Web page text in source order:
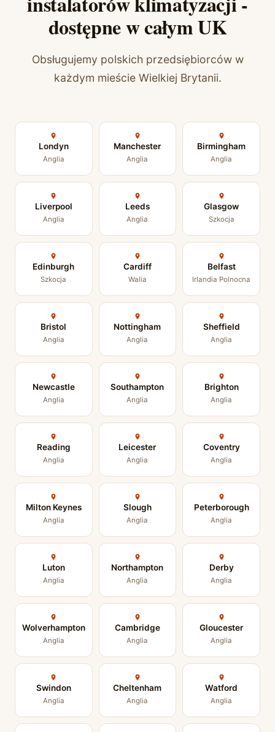
dostępne w całym UK
Obsługujemy polskich przedsiębiorców w
każdym mieście Wielkiej Brytanii.
Londyn
Anglia
Manchester
Anglia
Birmingham
Anglia
Liverpool
Anglia
Leeds
Anglia
Glasgow
Szkocja
Edinburgh
Szkocja
Cardiff
Walia
Belfast
Irlandia Polnocna
Bristol
Anglia
Nottingham
Anglia
Sheffield
Anglia
Newcastle
Anglia
Southampton
Anglia
Brighton
Anglia
Reading
Anglia
Leicester
Anglia
Coventry
Anglia
Milton Keynes
Anglia
Slough
Anglia
Peterborough
Anglia
Luton
Anglia
Northampton
Anglia
Derby
Anglia
Wolverhampton
Anglia
Cambridge
Anglia
Gloucester
Anglia
Swindon
Anglia
Cheltenham
Anglia
Watford
Anglia